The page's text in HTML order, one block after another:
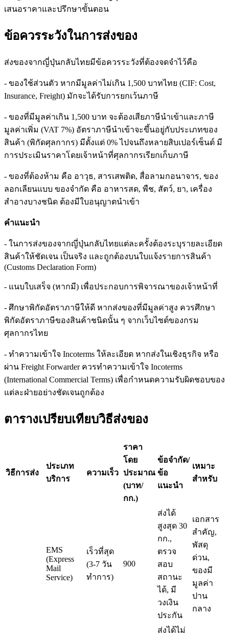
เสนอราคาและปรึกษาขั้นตอน
ข้อควรระวังในการส่งของ
ส่งของจากญี่ปุ่นกลับไทยมีข้อควรระวังที่ต้องจดจำไว้คือ
- ของใช้ส่วนตัว หากมีมูลค่าไม่เกิน 1,500 บาทไทย (CIF: Cost,
Insurance, Freight) มักจะได้รับการยกเว้นภาษี
- ของที่มีมูลค่าเกิน 1,500 บาท จะต้องเสียภาษีนำเข้าและภาษี
มูลค่าเพิ่ม (VAT 7%) อัตราภาษีนำเข้าจะขึ้นอยู่กับประเภทของ
สินค้า (พิกัดศุลกากร) มีตั้งแต่ 0% ไปจนถึงหลายสิบเปอร์เซ็นต์ มี
การประเมินราคาโดยเจ้าหน้าที่ศุลกากรเรียกเก็บภาษี
- ของที่ต้องห้าม คือ อาวุธ, สารเสพติด, สื่อลามกอนาจาร, ของ
ลอกเลียนแบบ ของจำกัด คือ อาหารสด, พืช, สัตว์, ยา, เครื่อง
สำอางบางชนิด ต้องมีใบอนุญาตนำเข้า
คำแนะนำ
- ในการส่งของจากญี่ปุ่นกลับไทยแต่ละครั้งต้องระบุรายละเอียด
สินค้าให้ชัดเจน เป็นจริง และถูกต้องบนใบแจ้งรายการสินค้า
(Customs Declaration Form)
- แนบใบเสร็จ (หากมี) เพื่อประกอบการพิจารณาของเจ้าหน้าที่
- ศึกษาพิกัดอัตราภาษีให้ดี หากส่งของที่มีมูลค่าสูง ควรศึกษา
พิกัดอัตราภาษีของสินค้าชนิดนั้น ๆ จากเว็บไซต์ของกรม
ศุลกากรไทย
- ทำความเข้าใจ Incoterms ให้ละเอียด หากส่งในเชิงธุรกิจ หรือ
ผ่าน Freight Forwarder ควรทำความเข้าใจ Incoterms
(International Commercial Terms) เพื่อกำหนดความรับผิดชอบของ
แต่ละฝ่ายอย่างชัดเจนถูกต้อง
ตารางเปรียบเทียบวิธีส่งของ
วิธีการส่ง
ประเภท
บริการ
ความเร็ว
ราคา
โดย
ประมาณ
(บาท/
กก.)
ข้อจำกัด/
ข้อ
แนะนำ
เหมาะ
สำหรับ
EMS
(Express
Mail
Service)
เร็วที่สุด
(3-7 วัน
ทำการ)
900
ส่งได้
สูงสุด 30
กก.,
ตรวจ
สอบ
สถานะ
ได้, มี
วงเงิน
ประกัน
เอกสาร
สำคัญ,
พัสดุ
ด่วน,
ของมี
มูลค่า
ปาน
กลาง
ส่งได้ไม่